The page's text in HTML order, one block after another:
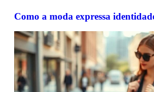
Como a moda expressa